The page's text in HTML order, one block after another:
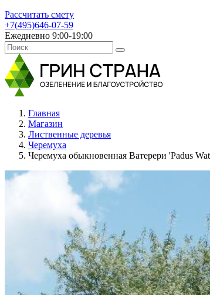
Рассчитать смету
+7(495)646-07-59
Ежедневно 9:00-19:00
Главная
Магазин
Лиственные деревья
Черемуха
Черемуха обыкновенная Ватерери 'Padus